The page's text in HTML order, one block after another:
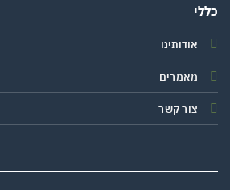
אודותינו
מאמרים
צור קשר